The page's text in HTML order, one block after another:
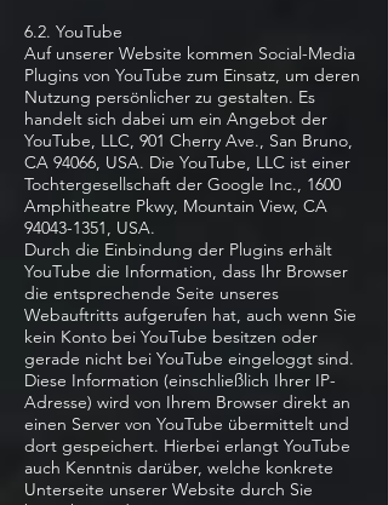
6.2. YouTube
Auf unserer Website kommen Social-Media
Plugins von YouTube zum Einsatz, um deren
Nutzung persönlicher zu gestalten. Es
handelt sich dabei um ein Angebot der
YouTube, LLC, 901 Cherry Ave., San Bruno,
CA 94066, USA. Die YouTube, LLC ist einer
Tochtergesellschaft der Google Inc., 1600
Amphitheatre Pkwy, Mountain View, CA
94043-1351, USA.
Durch die Einbindung der Plugins erhält
YouTube die Information, dass Ihr Browser
die entsprechende Seite unseres
Webauftritts aufgerufen hat, auch wenn Sie
kein Konto bei YouTube besitzen oder
gerade nicht bei YouTube eingeloggt sind.
Diese Information (einschließlich Ihrer IP-
Adresse) wird von Ihrem Browser direkt an
einen Server von YouTube übermittelt und
dort gespeichert. Hierbei erlangt YouTube
auch Kenntnis darüber, welche konkrete
Unterseite unserer Website durch Sie